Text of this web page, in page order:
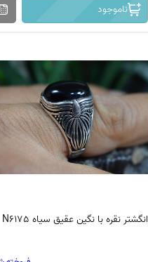
ناموجود
انگشتر نقره با نگین عقیق سیاه N6175